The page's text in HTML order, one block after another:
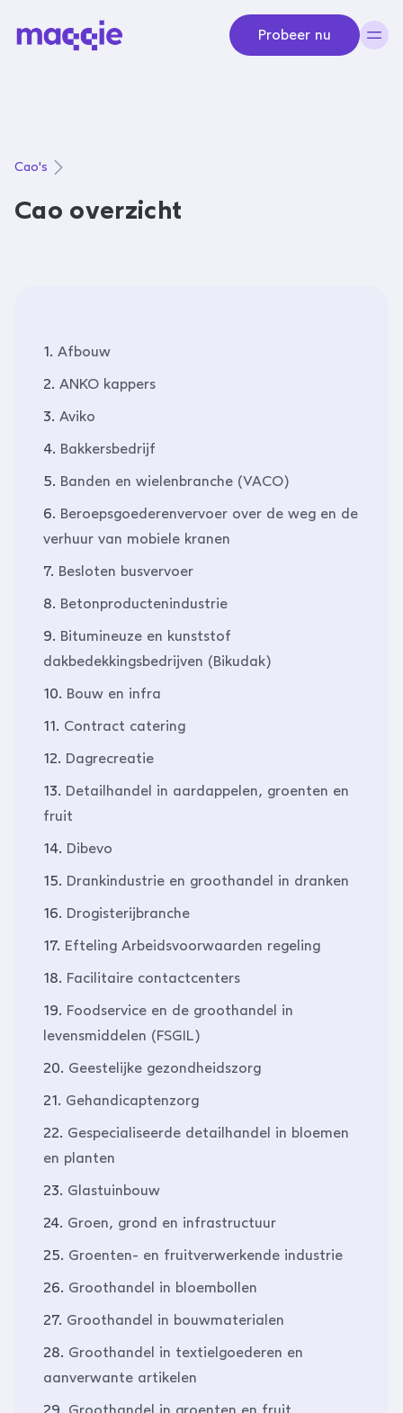
Probeer nu
Cao's
Cao overzicht
1. Afbouw
2. ANKO kappers
3. Aviko
4. Bakkersbedrijf
5. Banden en wielenbranche (VACO)
6. Beroepsgoederenvervoer over de weg en de
verhuur van mobiele kranen
7. Besloten busvervoer
8. Betonproductenindustrie
9. Bitumineuze en kunststof
dakbedekkingsbedrijven (Bikudak)
10. Bouw en infra
11. Contract catering
12. Dagrecreatie
13. Detailhandel in aardappelen, groenten en
fruit
14. Dibevo
15. Drankindustrie en groothandel in dranken
16. Drogisterijbranche
17. Efteling Arbeidsvoorwaarden regeling
18. Facilitaire contactcenters
19. Foodservice en de groothandel in
levensmiddelen (FSGIL)
20. Geestelijke gezondheidszorg
21. Gehandicaptenzorg
22. Gespecialiseerde detailhandel in bloemen
en planten
23. Glastuinbouw
24. Groen, grond en infrastructuur
25. Groenten- en fruitverwerkende industrie
26. Groothandel in bloembollen
27. Groothandel in bouwmaterialen
28. Groothandel in textielgoederen en
aanverwante artikelen